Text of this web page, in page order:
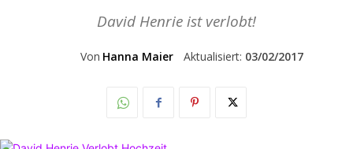
David Henrie ist verlobt!
Von Hanna Maier Aktualisiert: 03/02/2017